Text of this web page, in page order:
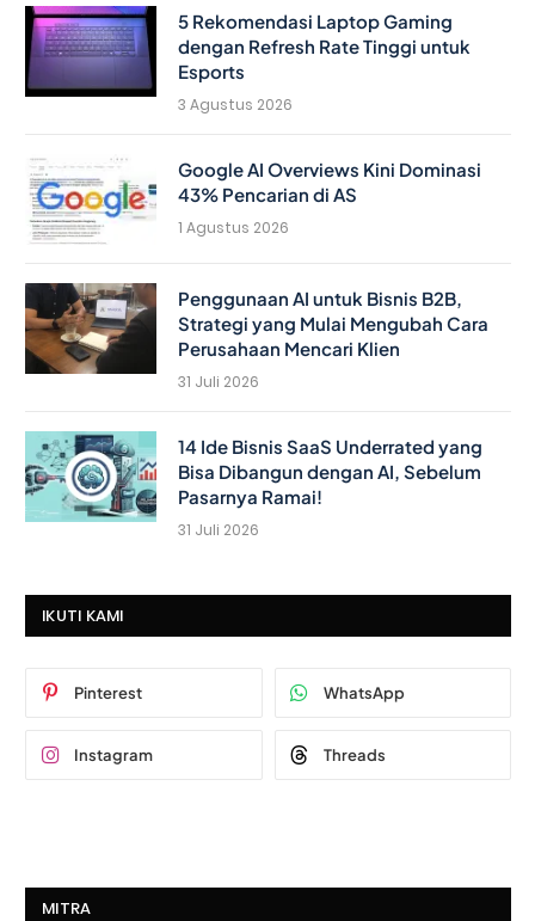
5 Rekomendasi Laptop Gaming
dengan Refresh Rate Tinggi untuk
Esports
3 Agustus 2026
Google AI Overviews Kini Dominasi
43% Pencarian di AS
1 Agustus 2026
Penggunaan AI untuk Bisnis B2B,
Strategi yang Mulai Mengubah Cara
Perusahaan Mencari Klien
31 Juli 2026
14 Ide Bisnis SaaS Underrated yang
Bisa Dibangun dengan AI, Sebelum
Pasarnya Ramai!
31 Juli 2026
IKUTI KAMI
Pinterest WhatsApp
Instagram Threads
MITRA